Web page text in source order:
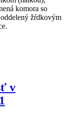
komora so
žŕdkovým
v